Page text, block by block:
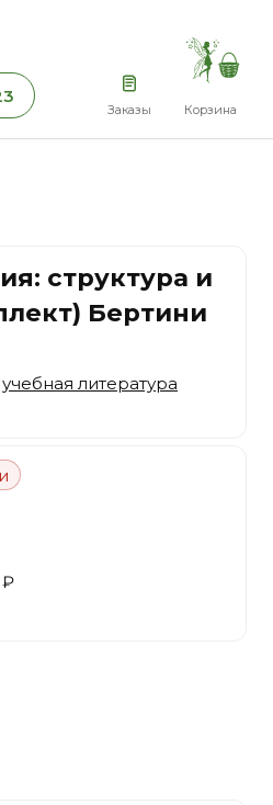
Заказы Корзина
структура и
Бертини
литература
₽